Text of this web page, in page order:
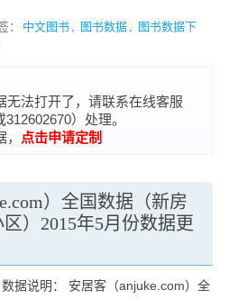
： 中文图书 , 图书数据 , 图书数据下
无法打开了，请联系在线客服
）处理。
点击申请定制
）全国数据（新房
）2015年5月份数据更
数据说明： 安居客（anjuke.com）全